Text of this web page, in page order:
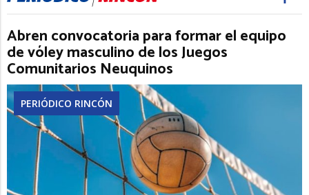
Abren convocatoria para formar el equipo
de vóley masculino de los Juegos
Comunitarios Neuquinos
PERIÓDICO RINCÓN